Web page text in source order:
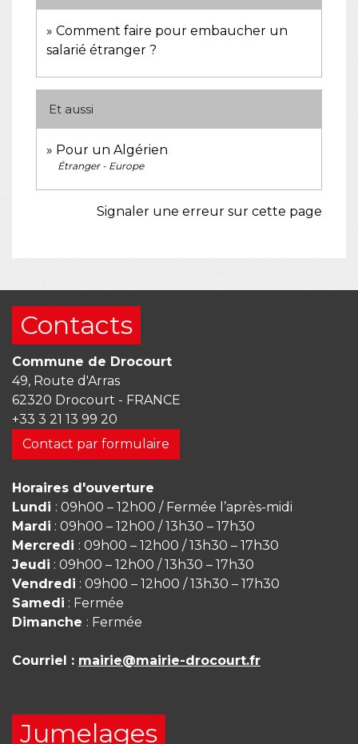
Comment faire pour embaucher un
salarié étranger ?
Et aussi
Pour un Algérien
Étranger - Europe
Signaler une erreur sur cette page
Contacts
Commune de Drocourt
49, Route d'Arras
62320 Drocourt - FRANCE
+33 3 21 13 99 20
Contact par formulaire
Horaires d'ouverture
Lundi : 09h00 – 12h00 / Fermée l’après-midi
Mardi : 09h00 – 12h00 / 13h30 – 17h30
Mercredi : 09h00 – 12h00 / 13h30 – 17h30
Jeudi : 09h00 – 12h00 / 13h30 – 17h30
Vendredi : 09h00 – 12h00 / 13h30 – 17h30
Samedi : Fermée
Dimanche : Fermée
Courriel : mairie@mairie-drocourt.fr
Jumelages